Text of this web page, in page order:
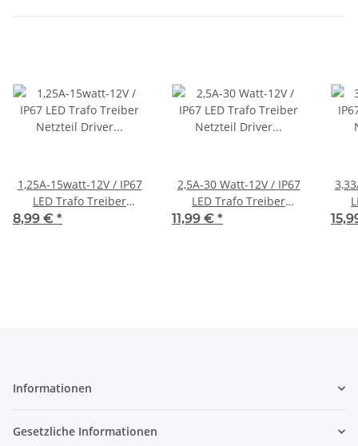
1,25A-15watt-12V / IP67
LED Trafo Treiber
Netzteil Driver
8,99 € *
2,5A-30 Watt-12V / IP67
LED Trafo Treiber
Netzteil Driver
11,99 € *
Informationen
Gesetzliche Informationen